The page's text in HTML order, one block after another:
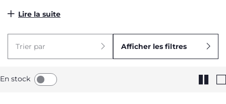
avons conçu la poussette Trio, également appelée
de la poussette confortable, une nacelle douillette pour les
premiers mois et un siège-auto sécurisant. De la sortie de
offrons un équipement qui s’adapte à chaque étape de son
éveil, garantissant une transition fluide entre la voiture et la
Lire la suite
Trier par Afficher les filtres
En stock